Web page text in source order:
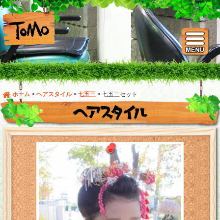
ホーム > ヘアスタイル> 七五三 > 七五三セット